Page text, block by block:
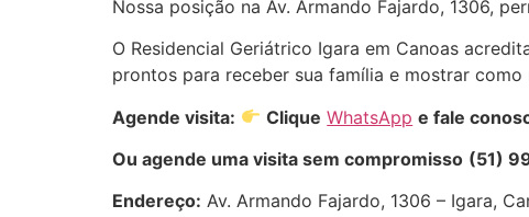
Nossa posição na Av. Armando Fajardo, 1306,
O Residencial Geriátrico Igara em Canoas
prontos para receber sua família e mostrar
Agende visita:
Clique WhatsApp e fale
Ou agende uma visita sem compromisso (51)
Endereço: Av. Armando Fajardo, 1306 – Igara,